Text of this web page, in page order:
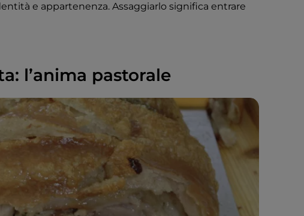
e appartenenza. Assaggiarlo significa entrare
l’anima pastorale